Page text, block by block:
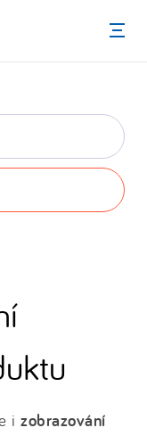
Menu
i zobrazování